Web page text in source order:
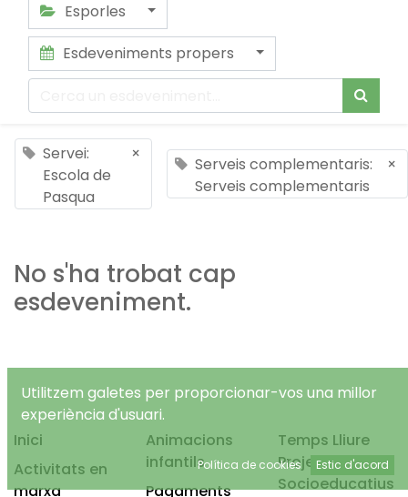
Esporles
Esdeveniments propers
Servei:
Escola de
Pasqua
×
Serveis complementaris:
Serveis complementaris
×
No s'ha trobat cap
esdeveniment.
Inici
Activitats en
marxa
Animacions
infantils
Pagaments
Temps Lliure
Projectes
Socioeducatius
Utilitzem galetes per proporcionar-vos una millor
experiència d'usuari.
Política de cookies Estic d'acord